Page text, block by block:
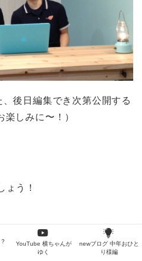
後日編集でき次第公開する
楽しみに〜！）
ょう！
YouTube 横ちゃんが
ゆく
newブログ 中年おひと
り様編